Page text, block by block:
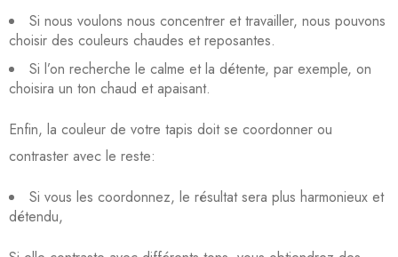
Si nous voulons nous concentrer et travailler, nous pouvons
choisir des couleurs chaudes et reposantes.
Si l’on recherche le calme et la détente, par exemple, on
choisira un ton chaud et apaisant.
Enfin, la couleur de votre tapis doit se coordonner ou
contraster avec le reste:
Si vous les coordonnez, le résultat sera plus harmonieux et
détendu,